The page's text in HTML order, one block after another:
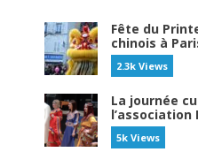
Fête du
chinois à
2.3k Views
La journée
l’association
5k Views